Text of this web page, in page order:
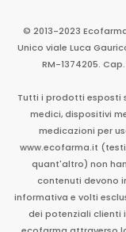
© 2013-2023
Unico viale Luca
RM-1374205.
Tutti i prodotti esposti
medici, dispositivi
medicazioni per
www.ecofarma.it
quant'altro) non
contenuti devono
informativa e volti
dei potenziali clienti